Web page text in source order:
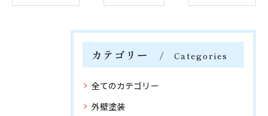
カテゴリー Categories
全てのカテゴリー
外壁塗装